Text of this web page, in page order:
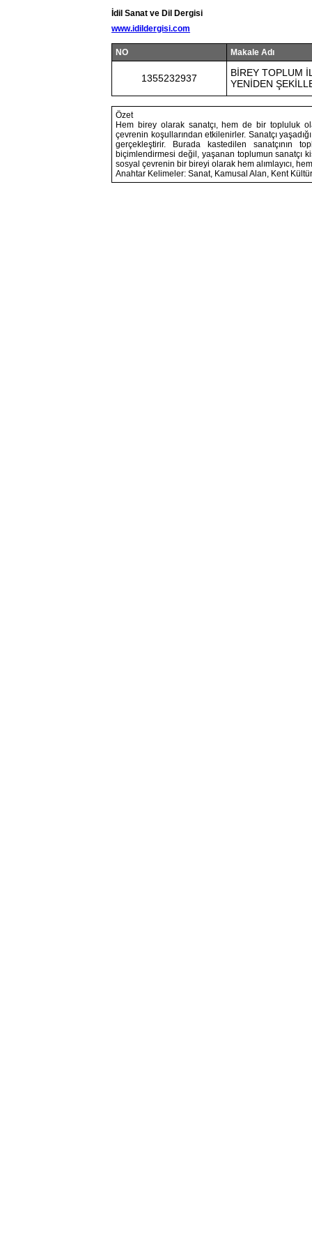
İdil Sanat ve Dil Dergisi
www.idildergisi.com
NO Makale Adı
1355232937
BİREY TOPLUM
YENİDEN
Özet
Hem birey olarak sanatçı, hem de bir topluluk
çevrenin koşullarından etkilenirler. Sanatçı
gerçekleştirir. Burada kastedilen sanatçının
biçimlendirmesi değil, yaşanan toplumun sanatçı
sosyal çevrenin bir bireyi olarak hem alımlayıcı,
Anahtar Kelimeler: Sanat, Kamusal Alan, Kent